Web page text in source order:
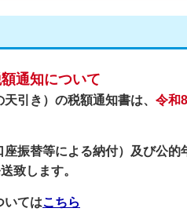
通知について
引き）の税額通知書は、 令和
振替等による納付）及び公
致します。
いてはこちら